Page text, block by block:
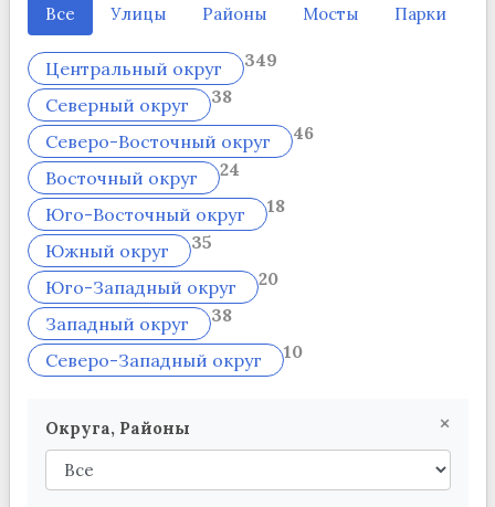
Все Улицы Районы Мосты Парки
Центральный округ 349
Северный округ 38
Северо-Восточный округ 46
Восточный округ 24
Юго-Восточный округ 18
Южный округ 35
Юго-Западный округ 20
Западный округ 38
Северо-Западный округ 10
×
Округа, Районы